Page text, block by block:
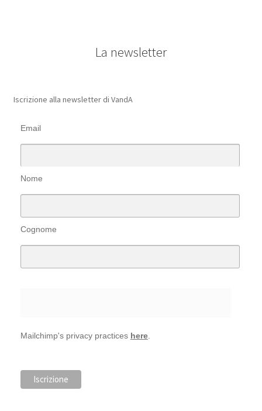
La newsletter
Iscrizione alla newsletter di VandA
Email
Nome
Cognome
Mailchimp's privacy practices here.